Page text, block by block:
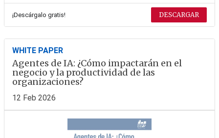
¡Descárgalo gratis! DESCARGAR
WHITE PAPER
Agentes de IA: ¿Cómo impactarán en el
negocio y la productividad de las
organizaciones?
12 Feb 2026